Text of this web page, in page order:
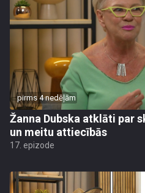
pirms 4 nedēļām
Žanna Dubska atklāti par
un meitu attiecībās
17. epizode